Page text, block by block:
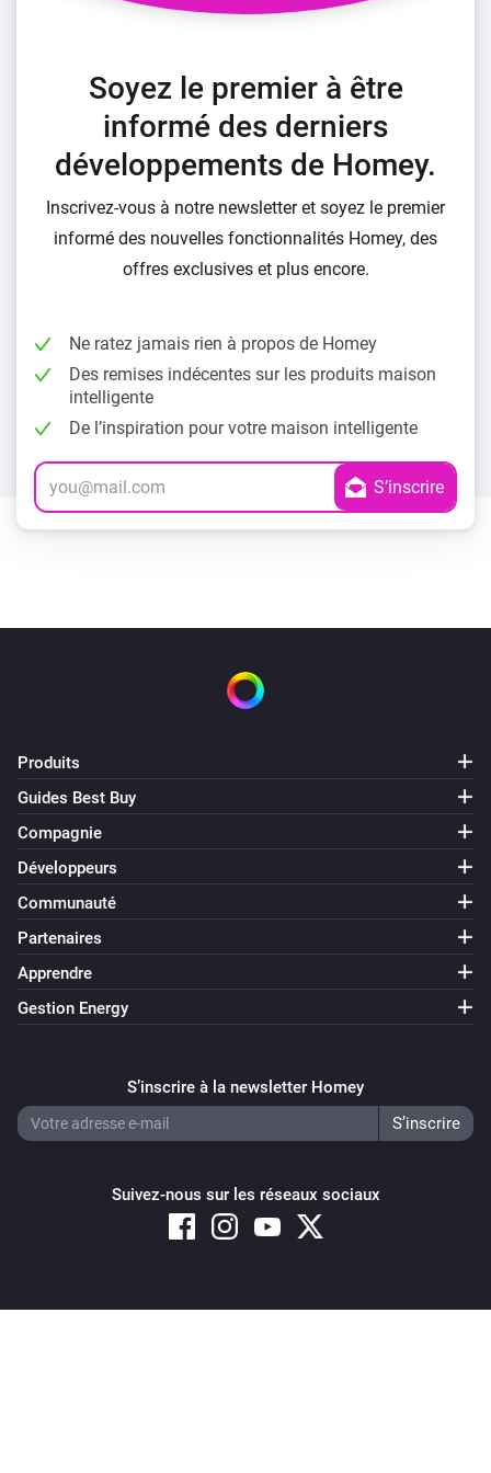
Soyez le premier à être
informé des derniers
développements de Homey.
Inscrivez-vous à notre newsletter et soyez le premier
informé des nouvelles fonctionnalités Homey, des
offres exclusives et plus encore.
Ne ratez jamais rien à propos de Homey
Des remises indécentes sur les produits maison
intelligente
De l’inspiration pour votre maison intelligente
Produits
Guides Best Buy
Compagnie
Développeurs
Communauté
Partenaires
Apprendre
Gestion Energy
S’inscrire à la newsletter Homey
Suivez-nous sur les réseaux sociaux